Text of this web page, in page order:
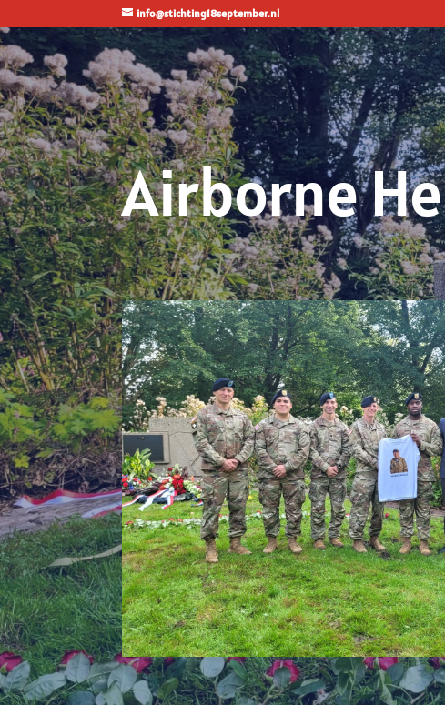
info@stichting18september.nl
Airborne